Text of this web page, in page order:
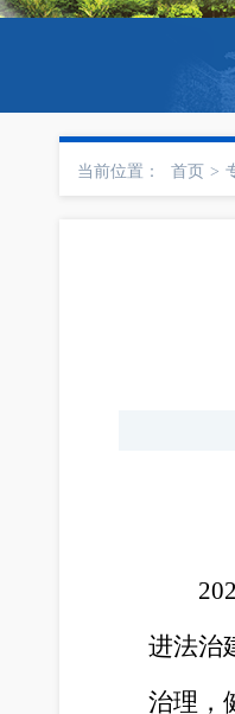
当前位置： 首页 >
郑
进法治
治理，